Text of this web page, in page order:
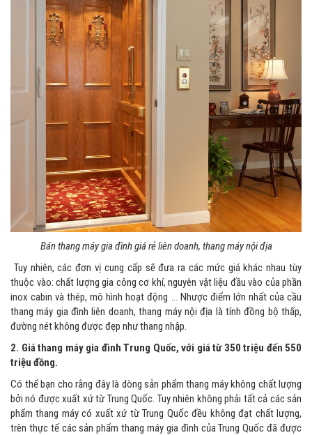
Bán thang máy gia đình giá rẻ liên doanh, thang máy nội địa
Tuy nhiên, các đơn vị cung cấp sẽ đưa ra các mức giá khác nhau tùy
thuộc vào: chất lượng gia công cơ khí, nguyên vật liệu đầu vào của phần
inox cabin và thép, mô hình hoạt động … Nhược điểm lớn nhất của cầu
thang máy gia đình liên doanh, thang máy nội địa là tính đồng bộ thấp,
đường nét không được đẹp như thang nhập.
2. Giá thang máy gia đình Trung Quốc, với giá từ 350 triệu đến 550
triệu đồng.
Có thể bạn cho rằng đây là dòng sản phẩm thang máy không chất lượng
bởi nó được xuất xứ từ Trung Quốc. Tuy nhiên không phải tất cả các sản
phẩm thang máy có xuất xứ từ Trung Quốc đều không đạt chất lượng,
trên thực tế các sản phẩm thang máy gia đình của Trung Quốc đã được